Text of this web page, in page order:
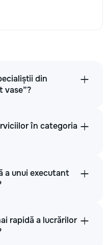
din
vase”?
în categoria
a unui executant
rapidă a lucrărilor